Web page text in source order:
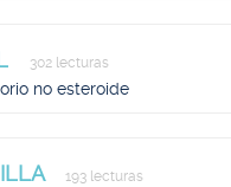
302 lecturas
no esteroide
193 lecturas